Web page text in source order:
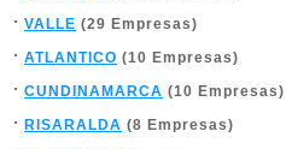
VALLE (29 Empresas)
ATLANTICO (10 Empresas)
CUNDINAMARCA (10 Empresas)
RISARALDA (8 Empresas)